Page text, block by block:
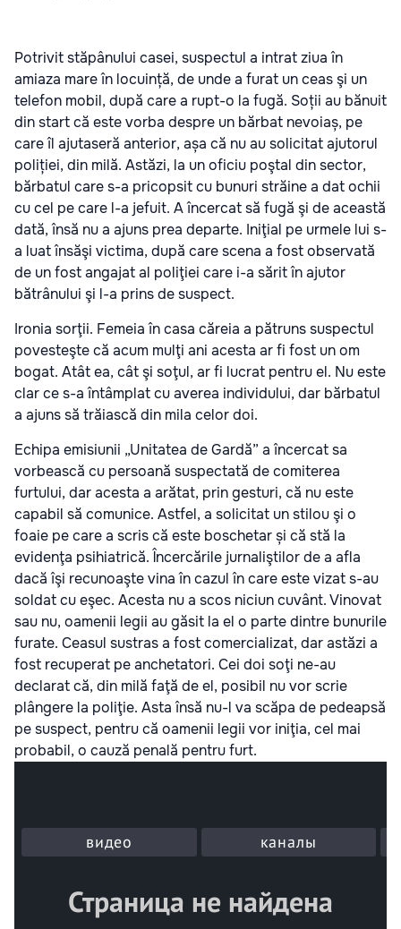
Potrivit stăpânului casei, suspectul a intrat ziua în
amiaza mare în locuință, de unde a furat un ceas şi un
telefon mobil, după care a rupt-o la fugă. Soții au bănuit
din start că este vorba despre un bărbat nevoiaș, pe
care îl ajutaseră anterior, așa că nu au solicitat ajutorul
poliției, din milă. Astăzi, la un oficiu poştal din sector,
bărbatul care s-a pricopsit cu bunuri străine a dat ochii
cu cel pe care l-a jefuit. A încercat să fugă şi de această
dată, însă nu a ajuns prea departe. Iniţial pe urmele lui s-
a luat însăşi victima, după care scena a fost observată
de un fost angajat al poliţiei care i-a sărit în ajutor
bătrânului şi l-a prins de suspect.
Ironia sorţii. Femeia în casa căreia a pătruns suspectul
povesteşte că acum mulţi ani acesta ar fi fost un om
bogat. Atât ea, cât şi soţul, ar fi lucrat pentru el. Nu este
clar ce s-a întâmplat cu averea individului, dar bărbatul
a ajuns să trăiască din mila celor doi.
Echipa emisiunii „Unitatea de Gardă” a încercat sa
vorbească cu persoană suspectată de comiterea
furtului, dar acesta a arătat, prin gesturi, că nu este
capabil să comunice. Astfel, a solicitat un stilou şi o
foaie pe care a scris că este boschetar și că stă la
evidenţa psihiatrică. Încercările jurnaliştilor de a afla
dacă îşi recunoaşte vina în cazul în care este vizat s-au
soldat cu eşec. Acesta nu a scos niciun cuvânt. Vinovat
sau nu, oamenii legii au găsit la el o parte dintre bunurile
furate. Ceasul sustras a fost comercializat, dar astăzi a
fost recuperat pe anchetatori. Cei doi soţi ne-au
declarat că, din milă faţă de el, posibil nu vor scrie
plângere la poliţie. Asta însă nu-l va scăpa de pedeapsă
pe suspect, pentru că oamenii legii vor iniţia, cel mai
probabil, o cauză penală pentru furt.